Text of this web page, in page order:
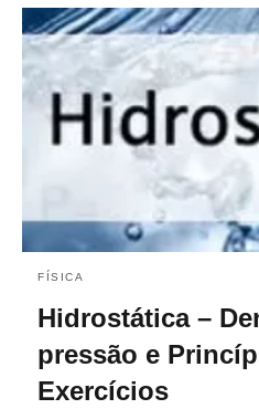
FÍSICA
Hidrostática –
pressão e
Exercícios